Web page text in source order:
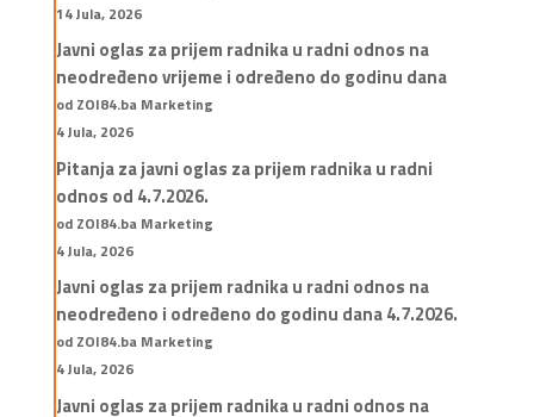
14 Jula, 2026
Javni oglas za prijem radnika u radni odnos na
neodređeno vrijeme i određeno do godinu dana
od ZOI84.ba Marketing
4 Jula, 2026
Pitanja za javni oglas za prijem radnika u radni
odnos od 4.7.2026.
od ZOI84.ba Marketing
4 Jula, 2026
Javni oglas za prijem radnika u radni odnos na
neodređeno i određeno do godinu dana 4.7.2026.
od ZOI84.ba Marketing
4 Jula, 2026
Javni oglas za prijem radnika u radni odnos na